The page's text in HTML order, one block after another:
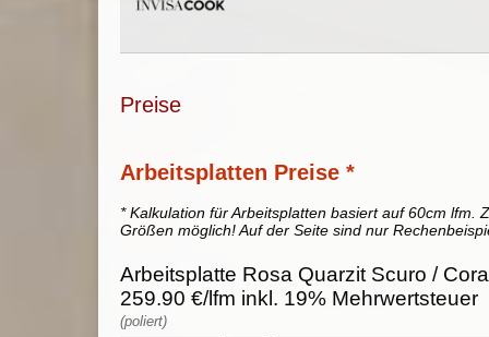
Preise
Arbeitsplatten Preise *
* Kalkulation für Arbeitsplatten basiert auf 60cm lfm.
Größen möglich! Auf der Seite sind nur
Arbeitsplatte Rosa Quarzit Scuro /
259.90 €/lfm inkl. 19% Mehrwertsteuer
(poliert)